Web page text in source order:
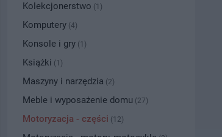
Kolekcjonerstwo (1)
Komputery (4)
Konsole i gry (1)
Książki (1)
Maszyny i narzędzia (2)
Meble i wyposażenie domu (27)
Motoryzacja - części (12)